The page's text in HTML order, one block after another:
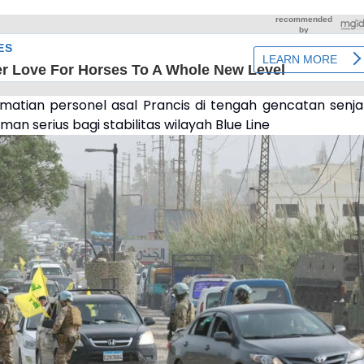
personel asal Prancis di tengah gencatan
serius bagi stabilitas wilayah Blue Line